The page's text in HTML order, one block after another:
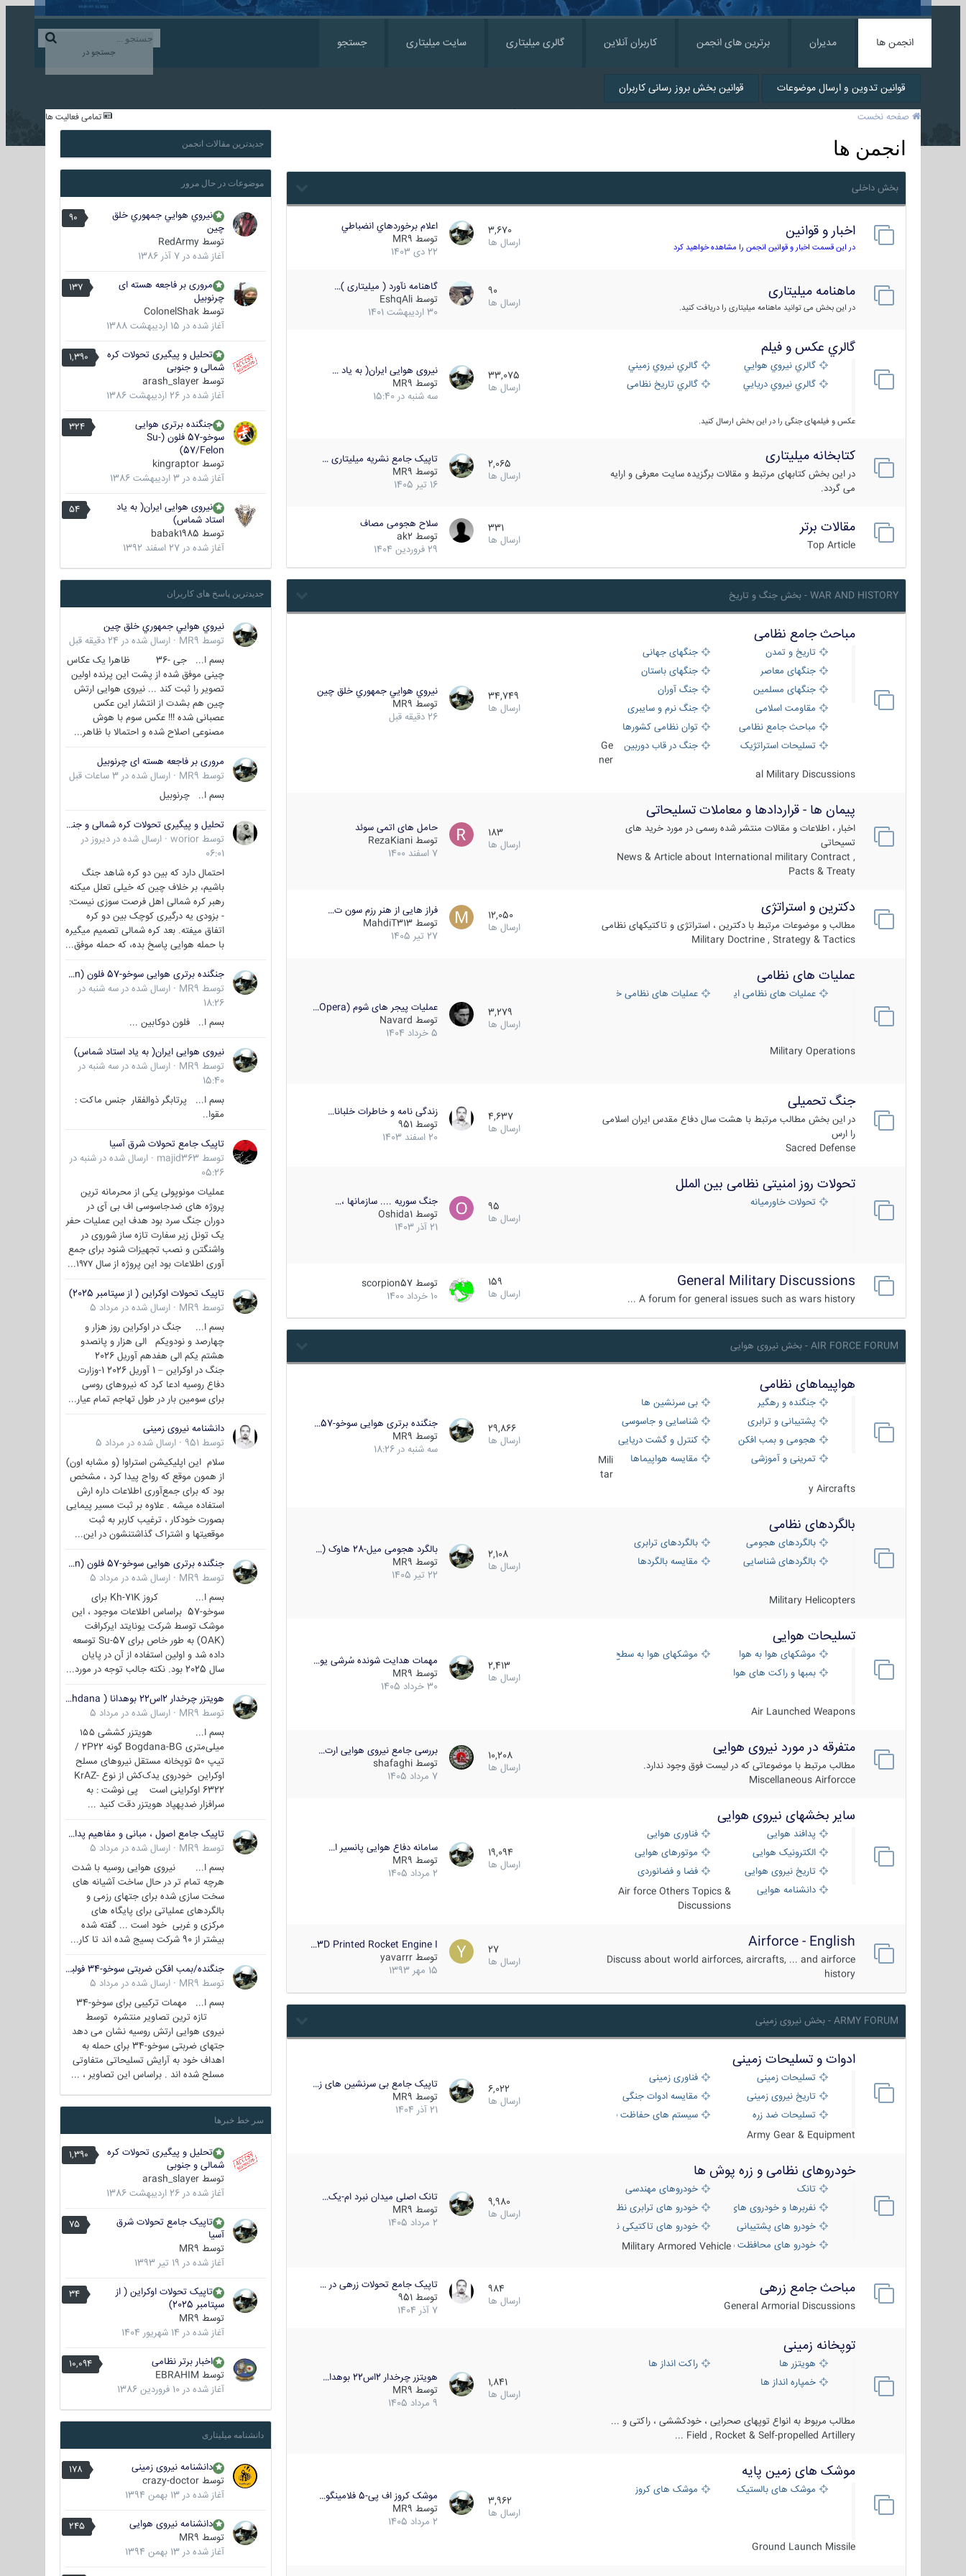
جستجو در
انجمن ها مدیران برترین های انجمن کاربران آنلاین گالری میلیتاری سایت میلیتاری جستجو
قوانین تدوین و ارسال موضوعات قوانین بخش بروز رسانی کاربران
تمامی فعالیت ها صفحه نخست
انجمن ها
بخش داخلی
اخبار و قوانین
در این قسمت اخبار و قوانین انجمن را مشاهده خواهید کرد
3,670
ارسال ها
اعلام برخوردهاي انضباطي
توسط MR9
22 دی 1403
ماهنامه میلیتاری
در این بخش می توانید ماهنامه میلیتاری را دریافت کنید.
90
ارسال ها
گاهنامه نآورد ( میلیتاری )…
توسط EshqAli
30 اردیبهشت 1401
گالري عكس و فيلم
گالري نيروي هوايي
گالري نيروي زميني
گالري نيروي دريايي
گالري تاریخ نظامی
عکس و فیلمهای جنگی را در این بخش ارسال کنید.
33,075
ارسال ها
نیروی هوایی ایران( به یاد …
توسط MR9
سه شنبه در 15:40
کتابخانه میلیتاری
در این بخش کتابهای مرتبط و مقالات برگزیده سایت معرفی و ارایه
می گردد.
2,065
ارسال ها
تاپیک جامع نشریه میلیتاری …
توسط MR9
16 تیر 1405
مقالات برتر
Top Article
331
ارسال ها
سلاح هجومی مصاف
توسط ak2
29 فروردین 1404
WAR AND HISTORY - بخش جنگ و تاریخ
مباحث جامع نظامی
تاریخ و تمدن
جنگهای جهانی
جنگهای معاصر
جنگهای باستان
جنگهای مسلمین
جنگ آوران
مقاومت اسلامی
جنگ نرم و سایبری
مباحث جامع نظامی
توان نظامی کشورها
تسلیحات استراتژیک
جنگ در قاب دوربین
Ge
ner
al Military Discussions
34,749
ارسال ها
نيروي هوايي جمهوري خلق چين
توسط MR9
26 دقیقه قبل
پیمان ها - قراردادها و معاملات تسلیحاتی
اخبار ، اطلاعات و مقالات منتشر شده رسمی در مورد خرید های
تسیحاتی
News & Article about International military Contract ,
Pacts & Treaty
183
ارسال ها
حامل های اتمی سوئد
توسط RezaKiani
7 اسفند 1400
دکترین و استراتژی
مطالب و موضوعات مرتبط با دکترین ، استراتژی و تاکتیکهای نظامی
Military Doctrine , Strategy & Tactics
12,050
ارسال ها
فراز هایی از هنر رزم سون ت…
توسط MahdiT313
27 تیر 1405
عملیات های نظامی
عملیات های نظامی ایران عملیات های نظامی خارجی
Military Operations
3,279
ارسال ها
عملیات پیجر های شوم (Opera…
توسط Navard
5 خرداد 1404
جنگ تحمیلی
در این بخش مطالب مرتبط با هشت سال دفاع مقدس ایران اسلامی
را ارس
Sacred Defense
4,637
ارسال ها
زندگی نامه و خاطرات خلبانا…
توسط 951
20 اسفند 1403
تحولات روز امنیتی نظامی بین الملل
تحولات خاورمیانه
95
ارسال ها
جنگ سوریه .... سازمانها ،…
توسط Oshida1
21 آذر 1403
General Military Discussions
A forum for general issues such as wars history ...
159
ارسال ها
توسط scorpion57
10 خرداد 1400
AIR FORCE FORUM - بخش نیروی هوایی
هواپیماهای نظامی
جنگنده و رهگیر
بی سرنشین ها
پشتیبانی و ترابری
شناسایی و جاسوسی
هجومی و بمب افکن
کنترل و گشت دریایی
تمرینی و آموزشی
مقایسه هواپیماها
Mili
tar
y Aircrafts
29,866
ارسال ها
جنگنده برتری هوایی سوخو-57…
توسط MR9
سه شنبه در 18:26
بالگردهای نظامی
بالگردهای هجومی
بالگردهای ترابری
بالگردهای شناسایی
مقایسه بالگردها
Military Helicopters
2,108
ارسال ها
بالگرد هجومی میل-28 هاوک (…
توسط MR9
22 تیر 1405
تسلیحات هوایی
موشکهای هوا به هوا
موشکهای هوا به سطح
بمبها و راکت های هوایی
Air Launched Weapons
2,413
ارسال ها
مهمات هدایت شونده سُرشی یو…
توسط MR9
30 خرداد 1405
متفرقه در مورد نیروی هوایی
مطالب مرتبط با موضوعاتی که در لیست فوق وجود ندارد.
Miscellaneous Airforcce
10,208
ارسال ها
بررسی جامع نیروی هوایی ارت…
توسط shafaghi
7 مرداد 1405
سایر بخشهای نیروی هوایی
پدافند هوایی
فناوری هوایی
الکترونیک هوایی
موتورهای هوایی
تاریخ نیروی هوایی
فضا و فضانوردی
دانشنامه هوایی
Air force Others Topics &
Discussions
19,094
ارسال ها
سامانه دفاع هوایی پانسیر ا…
توسط MR9
2 مرداد 1405
Airforce - English
Discuss about world airforces, aircrafts, ... and airforce
history
27
ارسال ها
3D Printed Rocket Engine I…
توسط yavarrr
15 مهر 1393
ARMY FORUM - بخش نیروی زمینی
ادوات و تسلیحات زمینی
تسلیحات زمینی
فناوری زمینی
تاریخ نیروی زمینی
مقایسه ادوات جنگی
تسلیحات ضد زره
سیستم های حفاظت فعال
Army Gear & Equipment
6,022
ارسال ها
تاپیک جامع بی سرنشین های ز…
توسط MR9
21 آذر 1404
خودروهای نظامی و زره پوش ها
تانک
خودروهای مهندسی
نفربرها و خودروی های رزمی پیاده نظامخودرو های ترابری نظامی
خودرو های پشتیبانی آتش ، شناسایی و ضد تانک
خودرو های تاکتیکی نظامی
خودرو های محافظت شدهMilitary Armored Vehicle
9,980
ارسال ها
تانک اصلی میدان نبرد ام-یک…
توسط MR9
2 مرداد 1405
مباحث جامع زرهی
General Armorial Discussions
984
ارسال ها
تاپیک جامع تحولات زرهی در …
توسط 951
7 آذر 1404
توپخانه زمینی
هویتزر ها
راکت انداز ها
خمپاره انداز ها
مطالب مربوط به انواع توپهای صحرایی ، خودکششی ، راکتی و ...
Field , Rocket & Self-propelled Artillery ...
1,841
ارسال ها
هویتزر چرخدار 2اس22 بوهدا…
توسط MR9
9 مرداد 1405
موشک های زمین پایه
موشک های بالستیک موشک های کروز
Ground Launch Missile
3,962
ارسال ها
موشک کروز اف پی-5 فلامینگو…
توسط MR9
2 مرداد 1405
جدیدترین مقالات انجمن
موضوعات در حال مرور
90
نيروي هوايي جمهوري خلق
چين
توسط RedArmy
آغاز شده در 7 آذر 1386
137
مروری بر فاجعه هسته ای
چرنوبیل
توسط ColonelShak
آغاز شده در 15 اردیبهشت 1388
1,390
تحلیل و پیگیری تحولات کره
شمالی و جنوبی
توسط arash_slayer
آغاز شده در 26 اردیبهشت 1386
324
جنگنده برتری هوایی
سوخو-57 فلون (Su-
57/Felon)
توسط kingraptor
آغاز شده در 3 اردیبهشت 1386
54
نیروی هوایی ایران( به یاد
استاد شماس)
توسط babak1985
آغاز شده در 27 اسفند 1392
جدیدترین پاسخ های کاربران
نيروي هوايي جمهوري خلق چين
توسط MR9
· ارسال شده در 24 دقیقه قبل
بسم ا... جی -36 ظاهرا یک عکاس
چینی موفق شده از پشت این پرنده اولین
تصویر را ثبت کند ... نیروی هوایی ارتش
چین هم بشدت از انتشار این عکس
عصبانی شده !!! عکس سوم با هوش
مصنوعی اصلاح شده و احتمالا با ظاهر...
مروری بر فاجعه هسته ای چرنوبیل
توسط MR9
· ارسال شده در 3 ساعات قبل
بسم ا.. چرنوبیل
تحلیل و پیگیری تحولات کره شمالی و جنوبی
توسط worior
· ارسال شده در دیروز در
06:01
احتمال دارد که بین دو کره شاهد جنگ
باشیم، بر خلاف چین که خیلی تعلل میکنه
رهبر کره شمالی اهل فرصت سوزی نیست:
- بزودی یه درگیری کوچک بین دو کره
اتفاق میفته. بعد کره شمالی تصمیم میگیره
با حمله هوایی پاسخ بده، که حمله موفق...
جنگنده برتری هوایی سوخو-57 فلون (Su-57/Felon)
توسط MR9
· ارسال شده در سه شنبه در
18:26
بسم ا.. فلون دوکابین ...
نیروی هوایی ایران( به یاد استاد شماس)
توسط MR9
· ارسال شده در سه شنبه در
15:40
بسم ا... پرتابگر ذوالفقار جنس ماکت :
مقوا..
تاپیک جامع تحولات شرق آسیا
توسط majid363
· ارسال شده در شنبه در
05:26
عملیات مونوپولی یکی از محرمانه ترین
پروژه های ضدجاسوسی اف بی آی در
دوران جنگ سرد بود هدف این عملیات حفر
یک تونل زیر سفارت تازه ساز شوروی در
واشنگتن و نصب تجهیزات شنود برای جمع
آوری اطلاعات بود این پروژه از سال ۱۹۷۷...
تاپیک تحولات اوکراین ( از سپتامبر 2025)
توسط MR9
· ارسال شده در مرداد 5
بسم ا... جنگ در اوکراین روز هزار و
چهارصد و نودویکم الی هزار و پانصدو
هشتم یکم الی هفدهم آوریل 2026
جنگ در اوکراین – 1 آوریل 2026 1-وزارت
دفاع روسیه ادعا کرد که نیروهای روسی
برای سومین بار در طول تهاجم تمام عیار...
دانشنامه نیروی زمینی
توسط 951
· ارسال شده در مرداد 5
سلام این اپلیکیشن استراوا (و مشابه اون)
از همون موقع که رواج پیدا کرد ، مشخص
بود که برای جمع‌آوری اطلاعات داره ارش
استفاده میشه . علاوه بر ثبت مسیر پیمایی
بصورت خودکار ، ترغیب کاربر به ثبت
موقعیتها و اشتراک‌ گذاشتنشون در این...
جنگنده برتری هوایی سوخو-57 فلون (Su-57/Felon)
توسط MR9
· ارسال شده در مرداد 5
بسم ا... کروز Kh-71K برای
سوخو-57 براساس اطلاعات موجود ، این
موشک توسط شرکت یونایتد ایرکرافت
(OAK) به طور خاص برای Su-57 توسعه
داده شد و اولین استفاده از آن در پایان
سال 2025 بود. نکته جالب توجه در مورد...
هویتزر چرخدار 2اس22 بوهدانا ( wheeled howitzer 2S22 Bohdana )
توسط MR9
· ارسال شده در مرداد 5
بسم ا... هویتزر کششی ۱۵۵
میلی‌متری Bogdana-BG گونه 2P22 /
تیپ ۵۰ توپخانه مستقل نیروهای مسلح
اوکراین خودروی یدک‌کش از نوع KrAZ-
6322 اوکراینی است پی نوشت : به
سرافزار ضدپهپاد هویتزر دقت کنید ...
تاپیک جامع اصول ، مبانی و مفاهیم پدافند غیر عامل
توسط MR9
· ارسال شده در مرداد 5
بسم ا... نیروی هوایی روسیه با شدت
هرچه تمام تر در حال ساخت آشیانه های
سخت سازی شده برای جتهای رزمی و
بالگردهای عملیاتی برای پایگاه های
مرکزی و غربی خود است ... گفته شده
بیشتر از 90 شرکت بسیج شده اند تا کار...
جنگنده/بمب افکن ضربتی سوخو-34 فولبک ( Sukhoi Su-34/Fullback)
توسط MR9
· ارسال شده در مرداد 5
بسم ا... مهمات ترکیبی برای سوخو-34
تازه ترین تصاویر منتشره توسط
نیروی هوایی ارتش روسیه نشان می دهد
جتهای ضربتی سوخو-34 برای حمله به
اهداف خود به آرایش تسلیحاتی متفاوتی
مسلح شده اند . براساس این تصاویر ، ...
سر خط خبرها
1,390
تحلیل و پیگیری تحولات کره
شمالی و جنوبی
توسط arash_slayer
آغاز شده در 26 اردیبهشت 1386
75
تاپیک جامع تحولات شرق
آسیا
توسط MR9
آغاز شده در 19 تیر 1393
34
تاپیک تحولات اوکراین ( از
سپتامبر 2025)
توسط MR9
آغاز شده در 14 شهریور 1404
10,094
اخبار برتر نظامی
توسط EBRAHIM
آغاز شده در 10 فروردین 1386
دانشنامه میلیتاری
178
دانشنامه نیروی زمینی
توسط crazy-doctor
آغاز شده در 13 بهمن 1394
245
دانشنامه نیروی هوایی
توسط MR9
آغاز شده در 13 بهمن 1394